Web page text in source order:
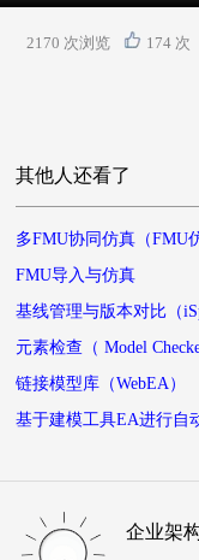
2170 次浏览 174 次
其他人还看了
多FMU协同仿真（FMU
FMU导入与仿真
基线管理与版本对比（
元素检查（ Model
链接模型库（WebEA）
基于建模工具EA进行自